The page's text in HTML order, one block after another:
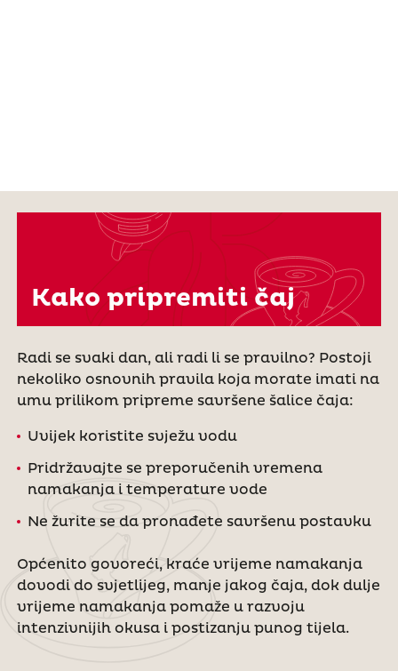
Radi se svaki dan, ali radi li se pravilno? Postoji
nekoliko osnovnih pravila koja morate imati na
umu prilikom pripreme savršene šalice čaja:
Uvijek koristite svježu vodu
Pridržavajte se preporučenih vremena
namakanja i temperature vode
Ne žurite se da pronađete savršenu postavku
Općenito govoreći, kraće vrijeme namakanja
dovodi do svjetlijeg, manje jakog čaja, dok dulje
vrijeme namakanja pomaže u razvoju
intenzivnijih okusa i postizanju punog tijela.
Kako pripremiti čaj